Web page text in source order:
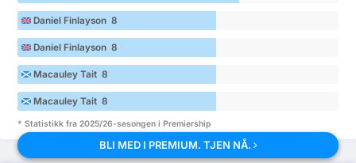
Daniel Finlayson 8
Daniel Finlayson 8
Macauley Tait 8
Macauley Tait 8
* Statistikk fra 2025/26-sesongen i Premiership
BLI MED I PREMIUM. TJEN NÅ.